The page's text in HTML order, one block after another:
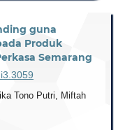
guna
Produk
Semarang
Tono Putri, Miftah